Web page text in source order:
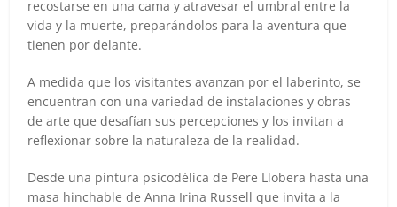
recostarse en una cama y atravesar el umbral entre la
vida y la muerte, preparándolos para la aventura que
tienen por delante.
A medida que los visitantes avanzan por el laberinto, se
encuentran con una variedad de instalaciones y obras
de arte que desafían sus percepciones y los invitan a
reflexionar sobre la naturaleza de la realidad.
Desde una pintura psicodélica de Pere Llobera hasta una
masa hinchable de Anna Irina Russell que invita a la